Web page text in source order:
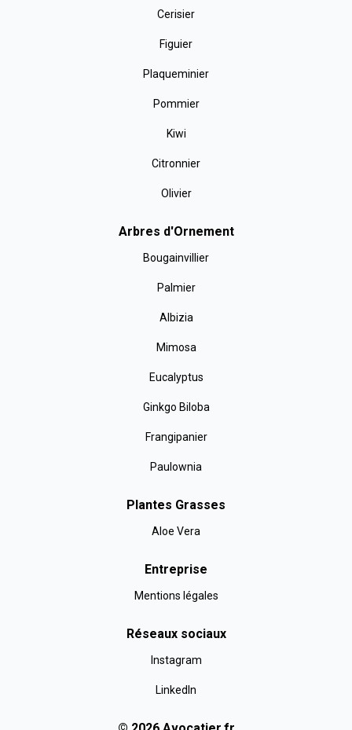
Cerisier
Figuier
Plaqueminier
Pommier
Kiwi
Citronnier
Olivier
Arbres d'Ornement
Bougainvillier
Palmier
Albizia
Mimosa
Eucalyptus
Ginkgo Biloba
Frangipanier
Paulownia
Plantes Grasses
Aloe Vera
Entreprise
Mentions légales
Réseaux sociaux
Instagram
LinkedIn